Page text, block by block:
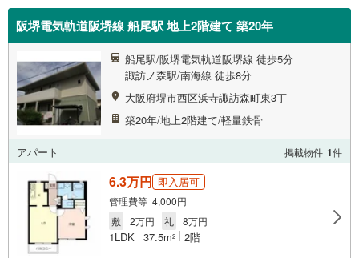
阪堺電気軌道阪堺線 船尾駅 地上2階建て 築20年
船尾駅/阪堺電気軌道阪堺線 徒歩5分
諏訪ノ森駅/南海線 徒歩8分
大阪府堺市西区浜寺諏訪森町東3丁
築20年/地上2階建て/軽量鉄骨
アパート 掲載物件 1件
6.3万円 即入居可
管理費等 4,000円
敷
2万円 礼 8万円
1LDK 37.5m2 2階